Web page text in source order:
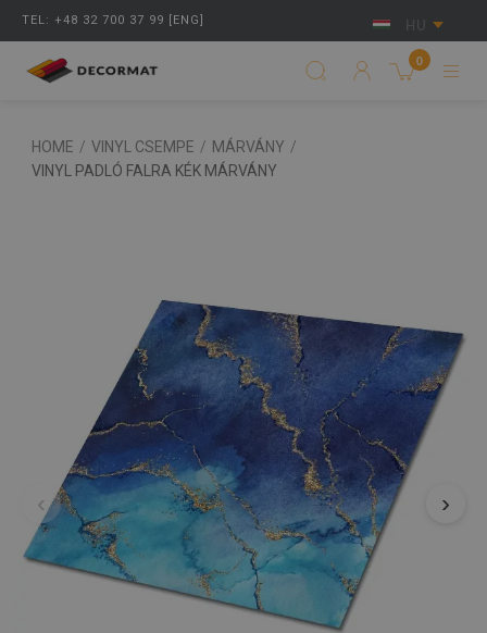
TEL: +48 32 700 37 99 [ENG] HU
0
HOME / VINYL CSEMPE / MÁRVÁNY /
VINYL PADLÓ FALRA KÉK MÁRVÁNY
‹ ›